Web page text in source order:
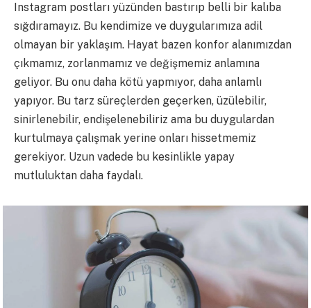
Instagram postları yüzünden bastırıp belli bir kalıba
sığdıramayız. Bu kendimize ve duygularımıza adil
olmayan bir yaklaşım. Hayat bazen konfor alanımızdan
çıkmamız, zorlanmamız ve değişmemiz anlamına
geliyor. Bu onu daha kötü yapmıyor, daha anlamlı
yapıyor. Bu tarz süreçlerden geçerken, üzülebilir,
sinirlenebilir, endişelenebiliriz ama bu duygulardan
kurtulmaya çalışmak yerine onları hissetmemiz
gerekiyor. Uzun vadede bu kesinlikle yapay
mutluluktan daha faydalı.